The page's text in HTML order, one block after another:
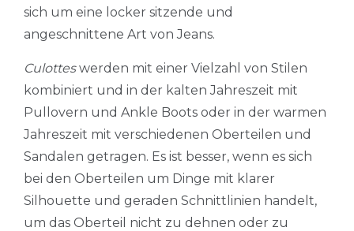
sich um eine locker sitzende und
angeschnittene Art von Jeans.
Culotteswerden mit einer Vielzahl von Stilen
kombiniert und in der kalten Jahreszeit mit
Pullovern und Ankle Boots oder in der warmen
Jahreszeit mit verschiedenen Oberteilen und
Sandalen getragen. Es ist besser, wenn es sich
bei den Oberteilen um Dinge mit klarer
Silhouette und geraden Schnittlinien handelt,
um das Oberteil nicht zu dehnen oder zu